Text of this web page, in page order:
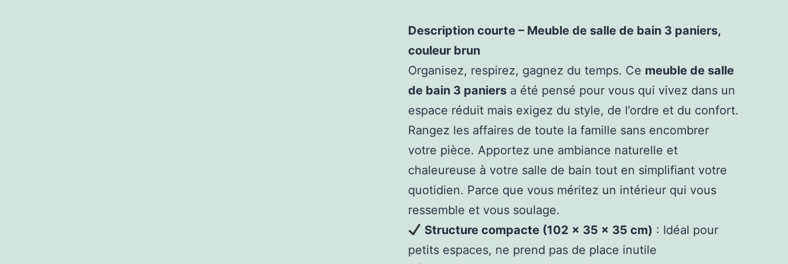
Description courte – Meuble de salle de bain 3 paniers,
couleur brun
Organisez, respirez, gagnez du temps. Ce meuble de salle
de bain 3 paniersa été pensé pour vous qui vivez dans un
espace réduit mais exigez du style, de l’ordre et du confort.
Rangez les affaires de toute la famille sans encombrer
votre pièce. Apportez une ambiance naturelle et
chaleureuse à votre salle de bain tout en simplifiant votre
quotidien. Parce que vous méritez un intérieur qui vous
ressemble et vous soulage.
Structure compacte (102 x 35 x 35 cm) : Idéal pour
petits espaces, ne prend pas de place inutile